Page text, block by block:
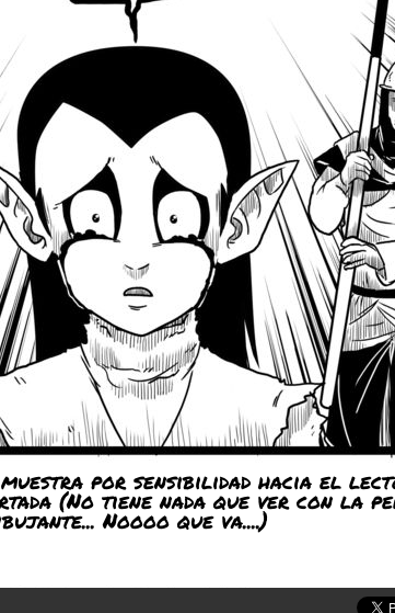
por sensibilidad hacia el
(No tiene nada que ver con la
Noooo que va....)